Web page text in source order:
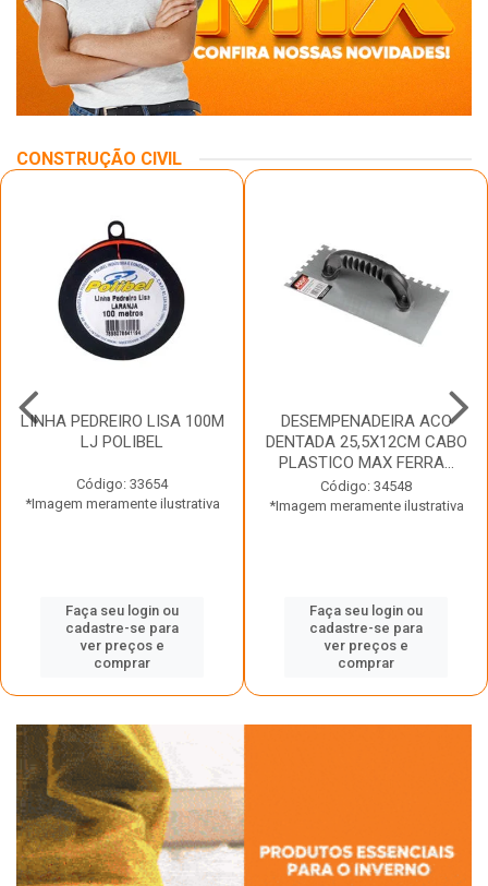
CONSTRUÇÃO CIVIL
LINHA PEDREIRO LISA 100M
LJ POLIBEL
Código: 33654
*Imagem meramente ilustrativa
Faça seu login ou
cadastre-se para
ver preços e
comprar
DESEMPENADEIRA ACO
DENTADA 25,5X12CM CABO
PLASTICO MAX FERRA...
Código: 34548
*Imagem meramente ilustrativa
Faça seu login ou
cadastre-se para
ver preços e
comprar